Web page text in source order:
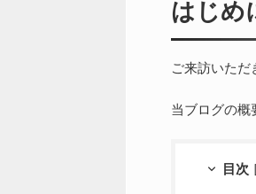
はじめ
ご来訪いただ
当ブログの概
目次